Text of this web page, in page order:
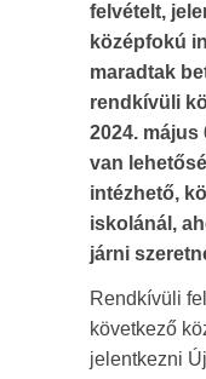
felvételt,
középfokú
maradtak
rendkívüli
2024. május
van
intézhető,
iskolánál,
járni
Rendkívüli
következő
jelentkezni